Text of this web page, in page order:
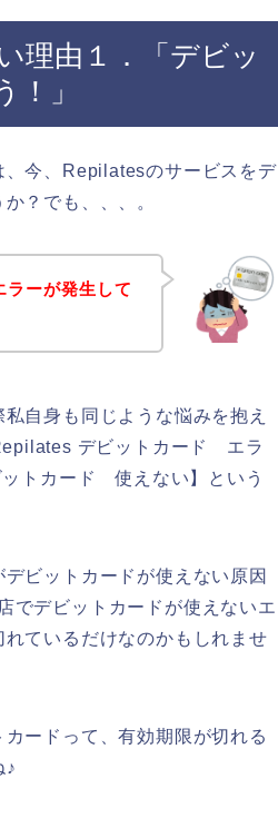
理由１．「デビッ
」
、今、Repilatesのサービスをデ
？でも、、、。
ーが発生して
自身も同じような悩みを抱え
デビットカード エラ
トカード 使えない】という
ビットカードが使えない原因
でデビットカードが使えないエ
ているだけなのかもしれませ
ードって、有効期限が切れる
♪